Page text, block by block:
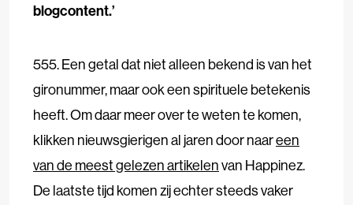
blogcontent.’
555. Een getal dat niet alleen bekend is van het
gironummer, maar ook een spirituele betekenis
heeft. Om daar meer over te weten te komen,
klikken nieuwsgierigen al jaren door naareen
van de meest gelezen artikelenvan Happinez.
De laatste tijd komen zij echter steeds vaker